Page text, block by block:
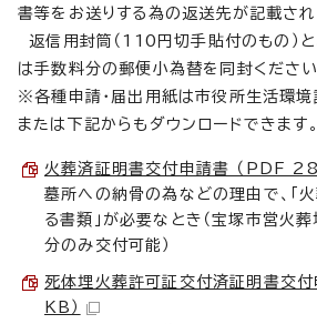
書等をお送りする為の返送先が記載さ
返信用封筒（110円切手貼付のもの）
は手数料分の郵便小為替を同封ください
※各種申請・届出用紙は市役所生活環境
または下記からもダウンロードできます。
火葬済証明書交付申請書 （PDF
墓所への納骨の為などの理由で、「
る書類」が必要なとき（宝塚市営火
分のみ交付可能）
死体埋火葬許可証交付済証明書交
KB）